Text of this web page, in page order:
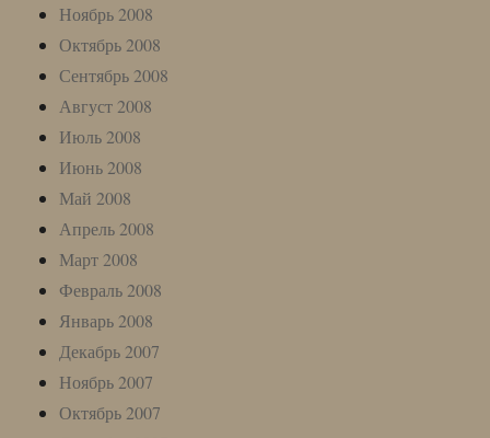
Ноябрь 2008
Октябрь 2008
Сентябрь 2008
Август 2008
Июль 2008
Июнь 2008
Май 2008
Апрель 2008
Март 2008
Февраль 2008
Январь 2008
Декабрь 2007
Ноябрь 2007
Октябрь 2007